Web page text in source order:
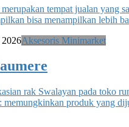
tempat jualan yang
bisa menampilkan lebih
Aksesoris Minimarket
rak Swalayan pada toko
produk yang